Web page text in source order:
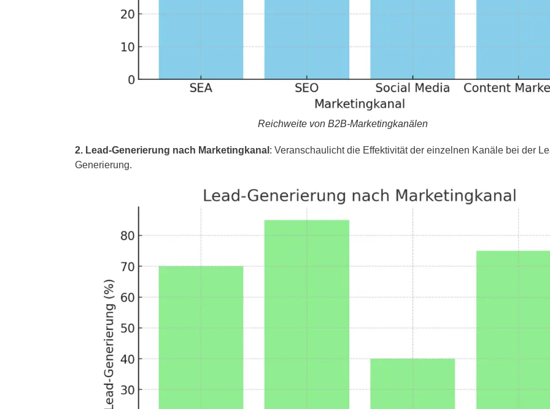
Reichweite von B2B-Marketingkanälen
2. Lead-Generierung nach Marketingkanal : Veranschaulicht die Effektivität der einzelnen Kanäle bei der
Generierung.